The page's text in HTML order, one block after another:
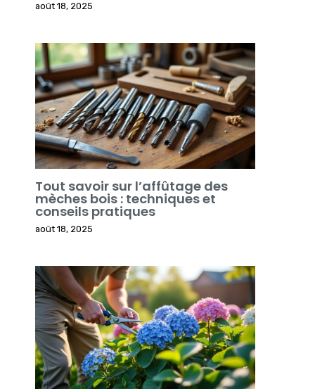
août 18, 2025
Tout savoir sur l’affûtage des
mèches bois : techniques et
conseils pratiques
août 18, 2025